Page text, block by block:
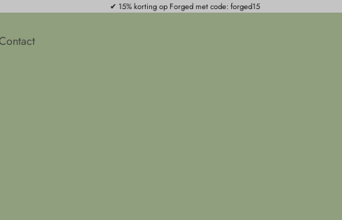
✔ 15% korting op Forged met code: forged15